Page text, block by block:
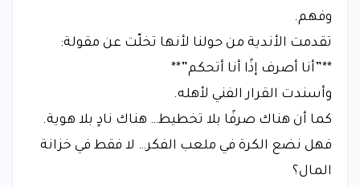
وفهم.
تقدمت الأندية من حولنا لأنها تخلّت عن مقولة:
**”أنا أصرف إذًا أنا أتحكم”**
وأسندت القرار الفني لأهله.
كما أن هناك صرفًا بلا تخطيط… هناك نادٍ بلا هوية.
فهل نضع الكرة في ملعب الفكر… لا فقط في خزانة
المال؟